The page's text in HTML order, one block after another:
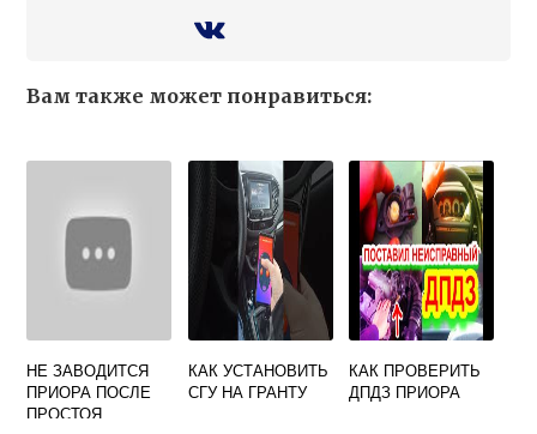
Вам также может понравиться:
НЕ ЗАВОДИТСЯ
ПРИОРА ПОСЛЕ
ПРОСТОЯ
КАК УСТАНОВИТЬ
СГУ НА ГРАНТУ
КАК ПРОВЕРИТЬ
ДПДЗ ПРИОРА